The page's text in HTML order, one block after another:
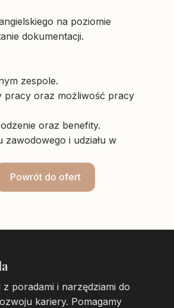
na poziomie
dokumentacji.
zespole.
pracy oraz możliwość pracy
oraz benefity.
i udziału w
Powrót do ofert
poradami i narzędziami do
kariery. Pomagamy